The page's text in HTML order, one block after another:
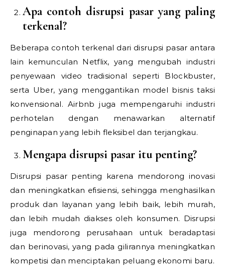
Apa contoh disrupsi pasar yang paling
terkenal?
Beberapa contoh terkenal dari disrupsi pasar antara
lain kemunculan Netflix, yang mengubah industri
penyewaan video tradisional seperti Blockbuster,
serta Uber, yang menggantikan model bisnis taksi
konvensional. Airbnb juga mempengaruhi industri
perhotelan dengan menawarkan alternatif
penginapan yang lebih fleksibel dan terjangkau.
Mengapa disrupsi pasar itu penting?
Disrupsi pasar penting karena mendorong inovasi
dan meningkatkan efisiensi, sehingga menghasilkan
produk dan layanan yang lebih baik, lebih murah,
dan lebih mudah diakses oleh konsumen. Disrupsi
juga mendorong perusahaan untuk beradaptasi
dan berinovasi, yang pada gilirannya meningkatkan
kompetisi dan menciptakan peluang ekonomi baru.